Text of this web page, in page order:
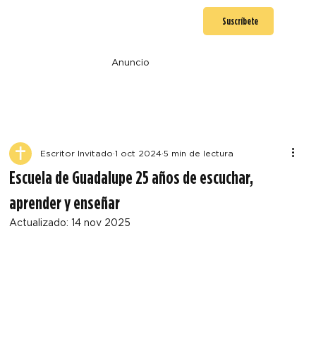
Suscríbete
Anuncio
Escuela de Guadalupe 25 años de escuchar,
aprender y enseñar
Escritor Invitado 1 oct 2024 5 min de lectura
Actualizado: 14 nov 2025